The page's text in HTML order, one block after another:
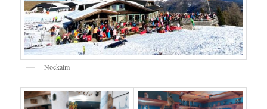
Nockalm